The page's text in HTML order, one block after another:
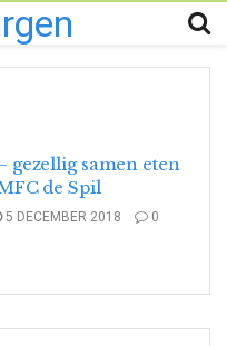
gezellig samen eten
de Spil
5 DECEMBER 2018 0